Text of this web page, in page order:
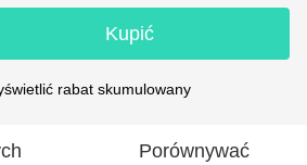
Kupić
rabat skumulowany
Porównywać